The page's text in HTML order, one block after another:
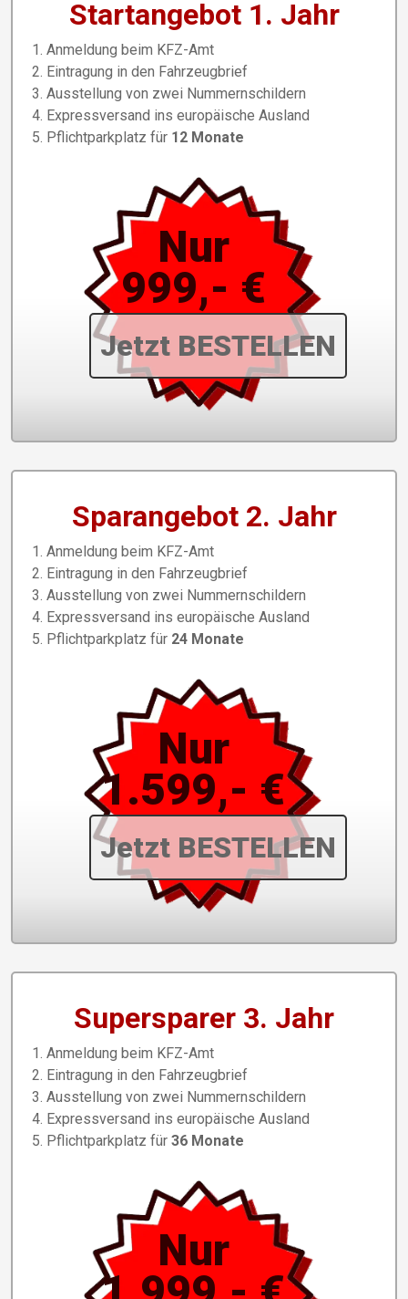
Startangebot 1. Jahr
Anmeldung beim KFZ-Amt
Eintragung in den Fahrzeugbrief
Ausstellung von zwei Nummernschildern
Expressversand ins europäische Ausland
Pflichtparkplatz für 12 Monate
Nur
999,- €
Jetzt BESTELLEN
Sparangebot 2. Jahr
Anmeldung beim KFZ-Amt
Eintragung in den Fahrzeugbrief
Ausstellung von zwei Nummernschildern
Expressversand ins europäische Ausland
Pflichtparkplatz für 24 Monate
Nur
1.599,- €
Jetzt BESTELLEN
Supersparer 3. Jahr
Anmeldung beim KFZ-Amt
Eintragung in den Fahrzeugbrief
Ausstellung von zwei Nummernschildern
Expressversand ins europäische Ausland
Pflichtparkplatz für 36 Monate
Nur